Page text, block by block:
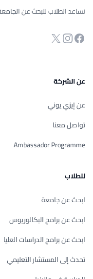
نساعد الطلاب للبحث عن
صفحة الفيسبوك
انستجرام
Twitter
عن الشركة
عن إيزي يوني
تواصل معنا
Ambassador Programme
للطلاب
ابحث عن جامعة
ابحث عن برامج البكالوريوس
ابحث عن برامج الدراسات العليا
تحدث إلى المستشار التعليمي